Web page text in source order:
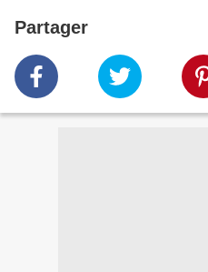
Partager